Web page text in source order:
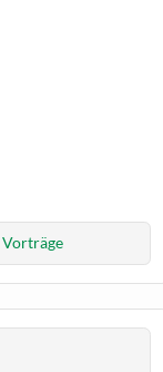
Vorträge